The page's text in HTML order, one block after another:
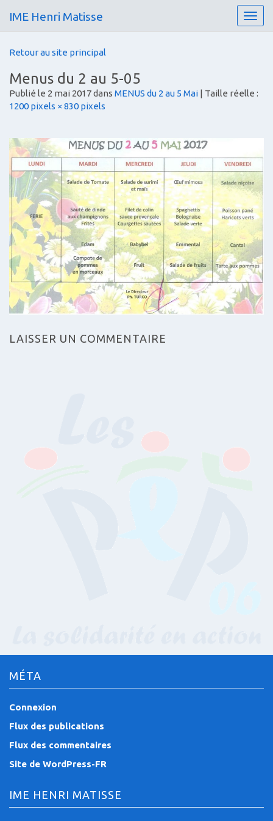
T
o
n
a
t
i
o
n
IME Henri Matisse
Retour au site principal
Menus du 2 au 5-05
Publié le 2 mai 2017dans MENUS du 2 au 5 Mai | Taille réelle :
1200 pixels × 830 pixels
LAISSER UN COMMENTAIRE
MÉTA
Connexion
Flux des publications
Flux des commentaires
Site de WordPress-FR
IME HENRI MATISSE